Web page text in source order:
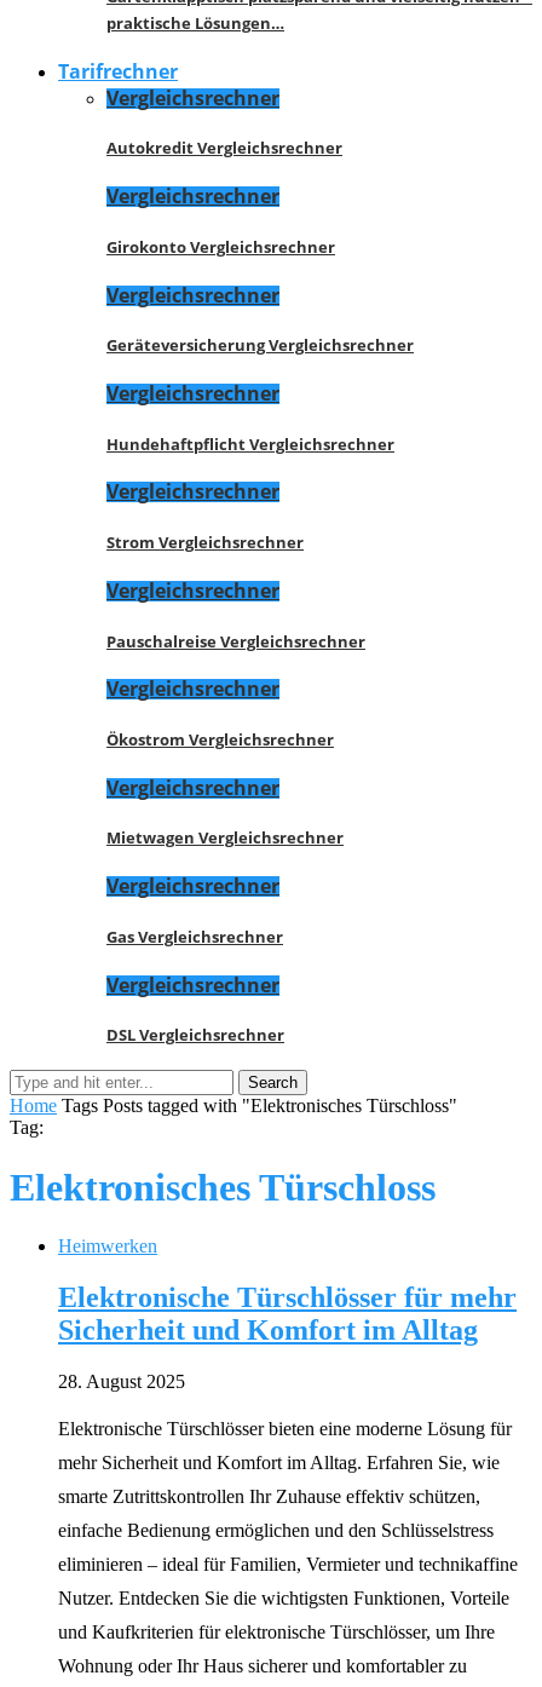
praktische Lösungen…
Tarifrechner
Vergleichsrechner
Autokredit Vergleichsrechner
Vergleichsrechner
Girokonto Vergleichsrechner
Vergleichsrechner
Geräteversicherung Vergleichsrechner
Vergleichsrechner
Hundehaftpflicht Vergleichsrechner
Vergleichsrechner
Strom Vergleichsrechner
Vergleichsrechner
Pauschalreise Vergleichsrechner
Vergleichsrechner
Ökostrom Vergleichsrechner
Vergleichsrechner
Mietwagen Vergleichsrechner
Vergleichsrechner
Gas Vergleichsrechner
Vergleichsrechner
DSL Vergleichsrechner
Home Tags Posts tagged with "Elektronisches Türschloss"
Tag:
Elektronisches Türschloss
Heimwerken
Elektronische Türschlösser für mehr
Sicherheit und Komfort im Alltag
28. August 2025
Elektronische Türschlösser bieten eine moderne Lösung für
mehr Sicherheit und Komfort im Alltag. Erfahren Sie, wie
smarte Zutrittskontrollen Ihr Zuhause effektiv schützen,
einfache Bedienung ermöglichen und den Schlüsselstress
eliminieren – ideal für Familien, Vermieter und technikaffine
Nutzer. Entdecken Sie die wichtigsten Funktionen, Vorteile
und Kaufkriterien für elektronische Türschlösser, um Ihre
Wohnung oder Ihr Haus sicherer und komfortabler zu